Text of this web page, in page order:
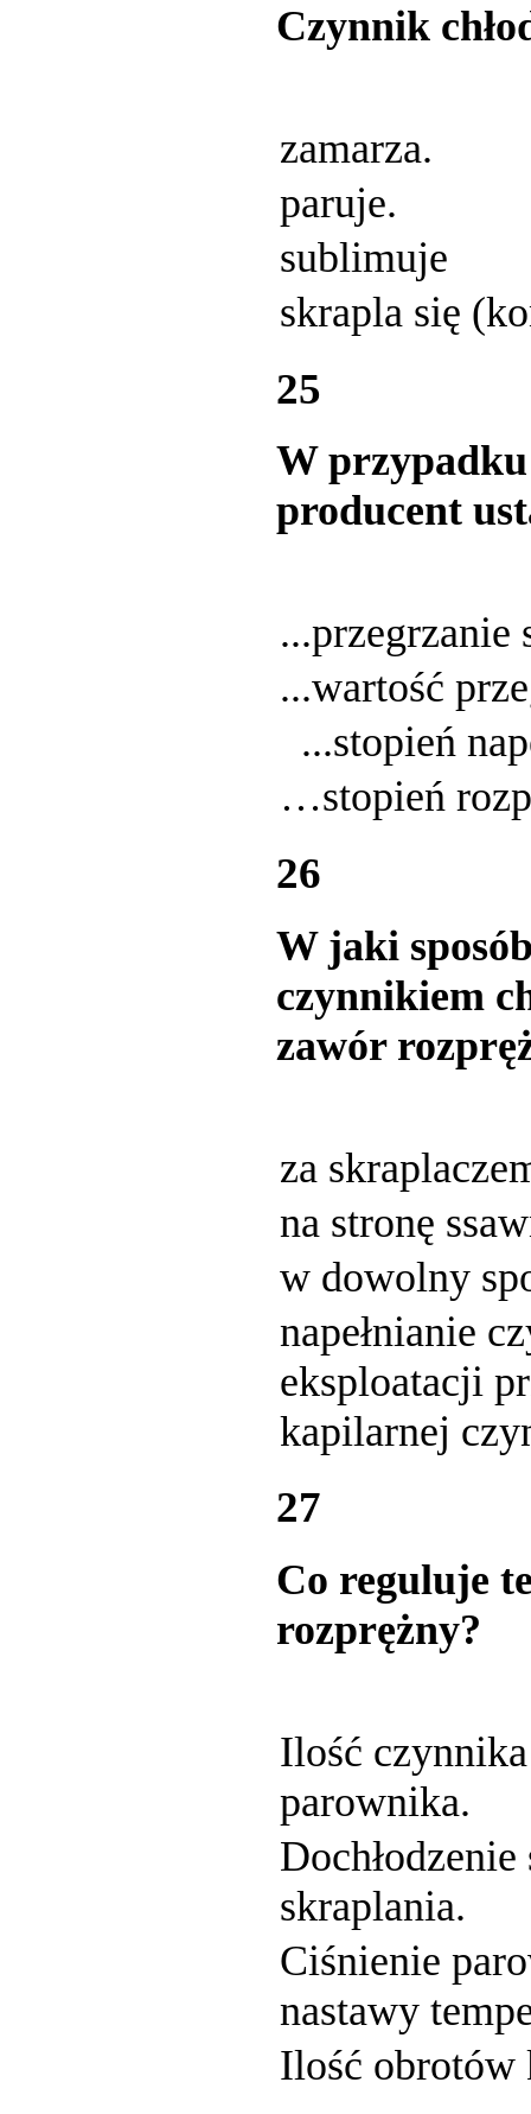
Czynnik
zamarza.
paruje.
sublimuje
skrapla się
25
W przypadku
producent
...przegrzanie
...wartość
...stopień
…stopień
26
W jaki
czynnikiem
zawór
za
na stronę
w dowolny
napełnianie
eksploatacji
kapilarnej
27
Co reguluje
rozprężny?
Ilość
parownika.
skraplania.
Ciśnienie
nastawy
Ilość obrotów